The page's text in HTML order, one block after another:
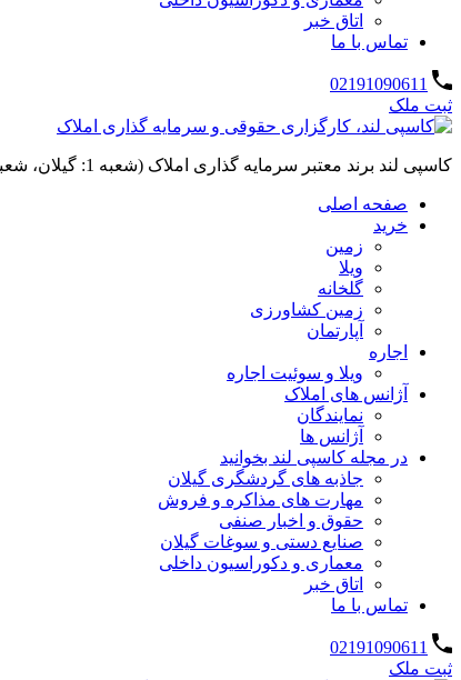
اتاق خبر
تماس با ما
02191090611
ثبت ملک
کاسپی لند برند معتبر سرمایه گذاری املاک (شعبه 1: گیلان، شعبه 2: کردان، سهیلیه):خرید و فروش ،رهن و اجاره
صفحه اصلی
خرید
زمین
ویلا
گلخانه
زمین کشاورزی
آپارتمان
اجاره
ویلا و سوئیت اجاره
آژانس های املاک
نمایندگان
آژانس ها
در مجله کاسپی لند بخوانید
جاذبه های گردشگری گیلان
مهارت های مذاکره و فروش
حقوق و اخبار صنفی
صنایع دستی و سوغات گیلان
معماری و دکوراسیون داخلی
اتاق خبر
تماس با ما
02191090611
ثبت ملک